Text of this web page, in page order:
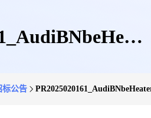
标公告